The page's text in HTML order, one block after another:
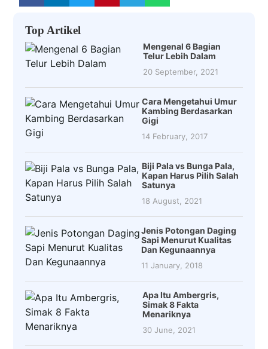
Top Artikel
Mengenal 6 Bagian
Telur Lebih Dalam
20 September, 2021
Cara Mengetahui Umur
Kambing Berdasarkan
Gigi
14 February, 2017
Biji Pala vs Bunga Pala,
Kapan Harus Pilih Salah
Satunya
18 August, 2021
Jenis Potongan Daging
Sapi Menurut Kualitas
Dan Kegunaannya
11 January, 2018
Apa Itu Ambergris,
Simak 8 Fakta
Menariknya
30 June, 2021